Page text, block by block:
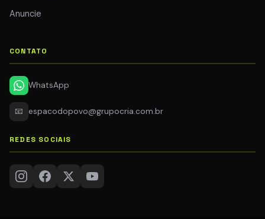
Anuncie
CONTATO
WhatsApp
📧 espacodopovo@grupocria.com.br
REDES SOCIAIS